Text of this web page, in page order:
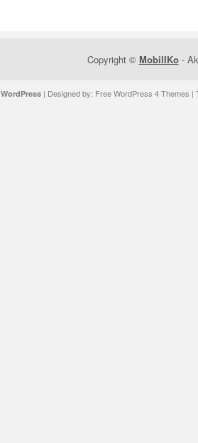
Copyright © MobilIKo-
WordPress| Designed by: Free WordPress 4 Themes |